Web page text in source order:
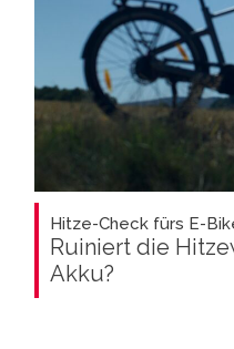
Hitze-Check fürs E-
Ruiniert die
Akku?